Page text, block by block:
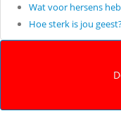
Wat voor hersens
Hoe sterk is jou